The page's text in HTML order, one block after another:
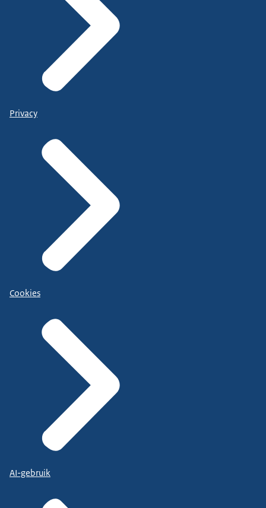
Privacy
Cookies
AI-gebruik